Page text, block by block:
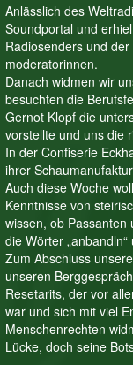
Anlässlich des
Soundportal und
Radiosenders und
moderatorinnen.
Danach widmen wir
besuchten die
Gernot Klopf die
vorstellte und uns die
In der Confiserie
ihrer
Auch diese Woche
Kenntnisse von
wissen, ob
die Wörter
Zum Abschluss
unseren
Resetarits, der vor
war und sich mit viel
Menschenrechten
Lücke, doch seine